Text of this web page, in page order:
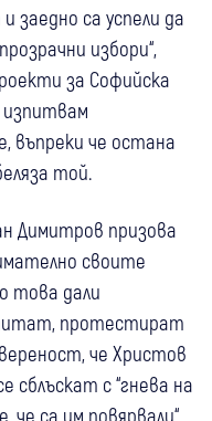
са успели да
избори“,
за Софийска
изпитвам
въпреки че остана
той.
Димитров призова
своите
това дали
протестират
че Христов
сблъскат с “гнева на
са им повярвали“.